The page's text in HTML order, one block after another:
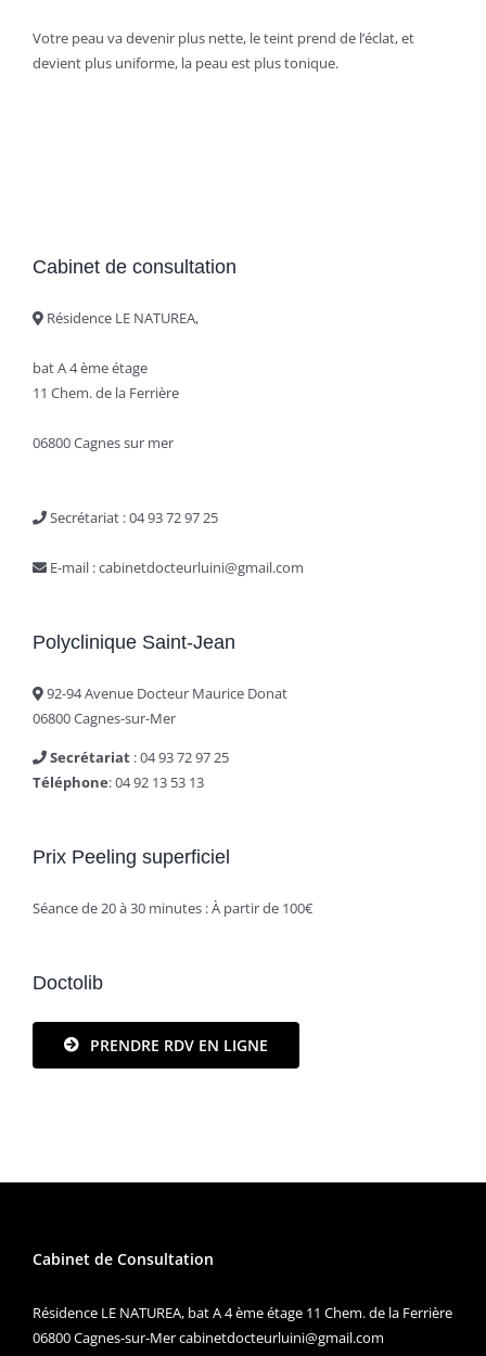
Votre peau va devenir plus nette, le teint prend de l’éclat, et
devient plus uniforme, la peau est plus tonique.
Cabinet de consultation
Résidence LE NATUREA,
bat A 4 ème étage
11 Chem. de la Ferrière
06800 Cagnes sur mer
Secrétariat : ‭04 93 72 97 25‬
E-mail : cabinetdocteurluini@gmail.com
Polyclinique Saint-Jean
92-94 Avenue Docteur Maurice Donat
06800 Cagnes-sur-Mer
Secrétariat : ‭04 93 72 97 25‬
Téléphone: 04 92 13 53 13
Prix Peeling superficiel
Séance de 20 à 30 minutes : À partir de 100€
Doctolib
PRENDRE RDV EN LIGNE
Cabinet de Consultation
Résidence LE NATUREA, bat A 4 ème étage 11 Chem. de la Ferrière
06800 Cagnes-sur-Mercabinetdocteurluini@gmail.com